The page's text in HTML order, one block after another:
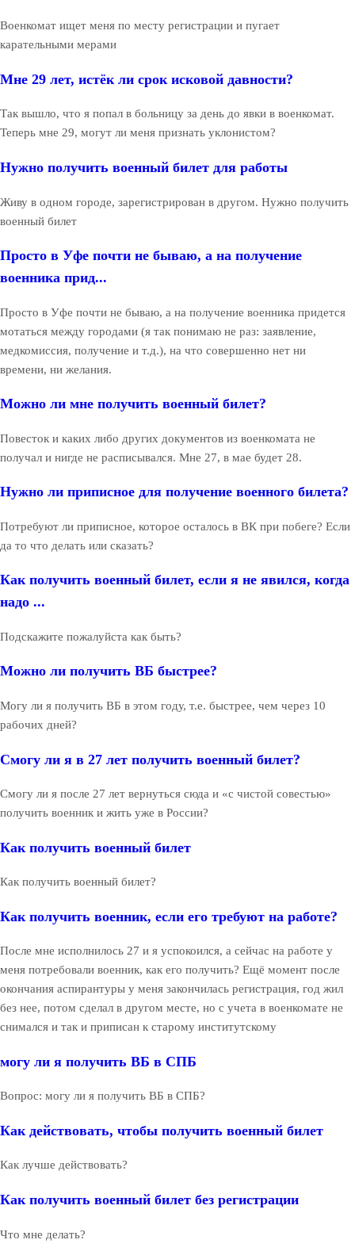
Военкомат ищет меня по месту регистрации и пугает
карательными мерами
Мне 29 лет, истёк ли срок исковой давности?
Так вышло, что я попал в больницу за день до явки в военкомат.
Теперь мне 29, могут ли меня признать уклонистом?
Нужно получить военный билет для работы
Живу в одном городе, зарегистрирован в другом. Нужно получить
военный билет
Просто в Уфе почти не бываю, а на получение
военника прид...
Просто в Уфе почти не бываю, а на получение военника придется
мотаться между городами (я так понимаю не раз: заявление,
медкомиссия, получение и т.д.), на что совершенно нет ни
времени, ни желания.
Можно ли мне получить военный билет?
Повесток и каких либо других документов из военкомата не
получал и нигде не расписывался. Мне 27, в мае будет 28.
Нужно ли приписное для получение военного билета?
Потребуют ли приписное, которое осталось в ВК при побеге? Если
да то что делать или сказать?
Как получить военный билет, если я не явился, когда
надо ...
Подскажите пожалуйста как быть?
Можно ли получить ВБ быстрее?
Могу ли я получить ВБ в этом году, т.е. быстрее, чем через 10
рабочих дней?
Смогу ли я в 27 лет получить военный билет?
Смогу ли я после 27 лет вернуться сюда и «с чистой совестью»
получить военник и жить уже в России?
Как получить военный билет
Как получить военный билет?
Как получить военник, если его требуют на работе?
После мне исполнилось 27 и я успокоился, а сейчас на работе у
меня потребовали военник, как его получить? Ещё момент после
окончания аспирантуры у меня закончилась регистрация, год жил
без нее, потом сделал в другом месте, но с учета в военкомате не
снимался и так и приписан к старому институтскому
могу ли я получить ВБ в СПБ
Вопрос: могу ли я получить ВБ в СПБ?
Как действовать, чтобы получить военный билет
Как лучше действовать?
Как получить военный билет без регистрации
Что мне делать?